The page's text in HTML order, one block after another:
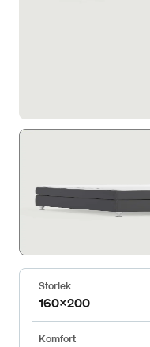
Storlek
160x200
Komfort